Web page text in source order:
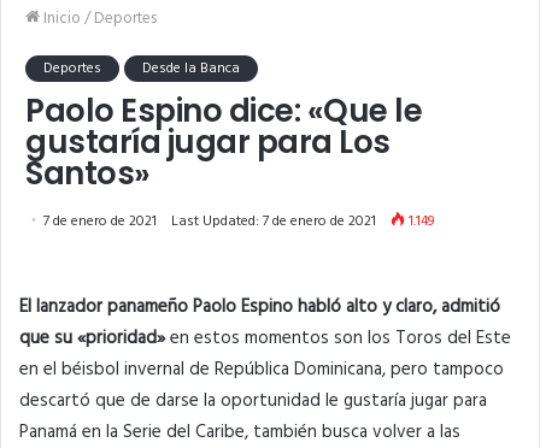
Inicio/Deportes
Deportes Desde la Banca
Paolo Espino dice: «Que le
gustaría jugar para Los
Santos»
7 de enero de 2021 Last Updated: 7 de enero de 2021 1.149
El lanzador panameño Paolo Espino habló alto y claro, admitió
que su «prioridad»en estos momentos son los Toros del Este
en el béisbol invernal de República Dominicana, pero tampoco
descartó que de darse la oportunidad le gustaría jugar para
Panamá en la Serie del Caribe, también busca volver a las